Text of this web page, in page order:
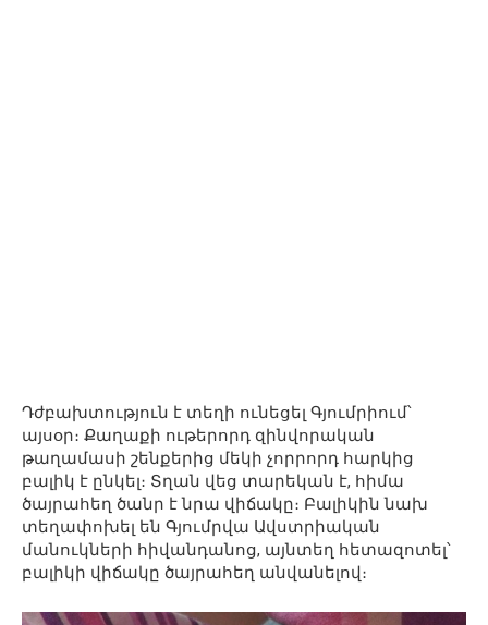
Դժբախտություն է տեղի ունեցել Գյումրիում՝
այսօր։ Քաղաքի ութերորդ զինվորական
թաղամասի շենքերից մեկի չորրորդ հարկից
բալիկ է ընկել։ Տղան վեց տարեկան է, հիմա
ծայրահեղ ծանր է նրա վիճակը։ Բալիկին նախ
տեղափոխել են Գյումրվա Ավստրիական
մանուկների հիվանդանոց, այնտեղ հետազոտել՝
բալիկի վիճակը ծայրահեղ անվանելով։